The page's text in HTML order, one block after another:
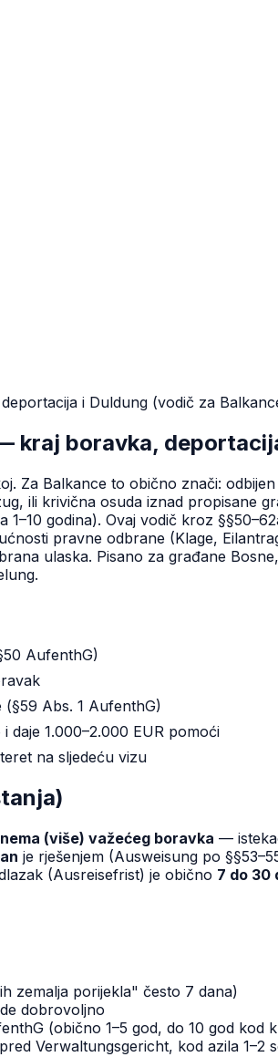
i Duldung (vodič za
boravka,
Za Balkance to obično znači:
ili krivična osuda iznad propisane
godina). Ovaj vodič kroz
pravne odbrane (Klage,
ulaska. Pisano za građane
AufenthG)
Abs. 1 AufenthG)
daje 1.000–2.000 EUR pomoći
na sljedeću vizu
nema (više) važećeg boravka —
je rješenjem (Ausweisung po
(Ausreisefrist) je obično 7 do 30
zemalja porijekla" često 7 dana)
dobrovoljno
(obično 1–5 god, do 10 god kod
Verwaltungsgericht, kod azila 1–2